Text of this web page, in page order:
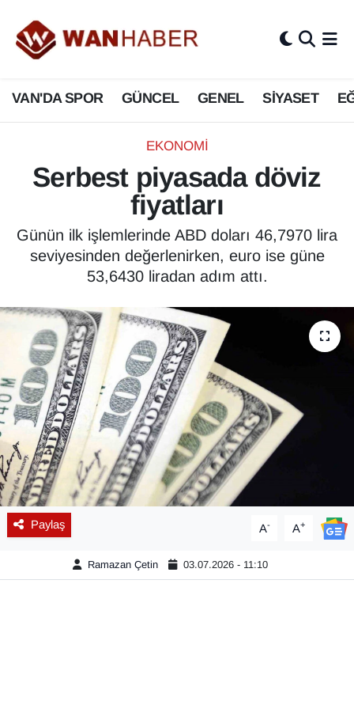
VAN'DA SPOR GÜNCEL GENEL SİYASET
EKONOMİ
Serbest piyasada döviz
fiyatları
Günün ilk işlemlerinde ABD doları 46,7970 lira
seviyesinden değerlenirken, euro ise güne
53,6430 liradan adım attı.
Paylaş A- A+
Ramazan Çetin 03.07.2026 - 11:10
3.SAYFA
ASAYİŞ
BİLİM VE TEKNOLOJİ
Biyografi
ÇEVRE
Dernekler, Odalar
Diğer
DÜNYA
EĞİTİM
EKONOMİ
Emlak
Van Nöbetçi Eczaneler
Van Hava Durumu
Van Namaz Vakitleri
Van Trafik Yoğunluk Haritası
Süper Lig Puan Durumu ve Fikstür
Tüm Manşetler
Haber Arşivi